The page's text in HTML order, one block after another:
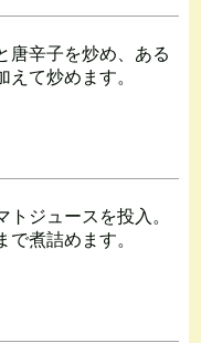
唐辛子を炒め、ある
て炒めます。
ジュースを投入。
煮詰めます。